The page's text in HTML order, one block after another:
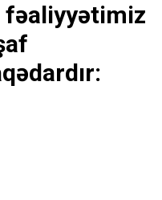
fəaliyyətimiz